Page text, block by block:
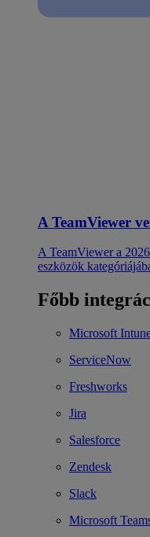
A TeamViewer
A TeamViewer a
eszközök
Főbb
Microsoft
ServiceNow
Freshworks
Jira
Salesforce
Zendesk
Slack
Microsoft